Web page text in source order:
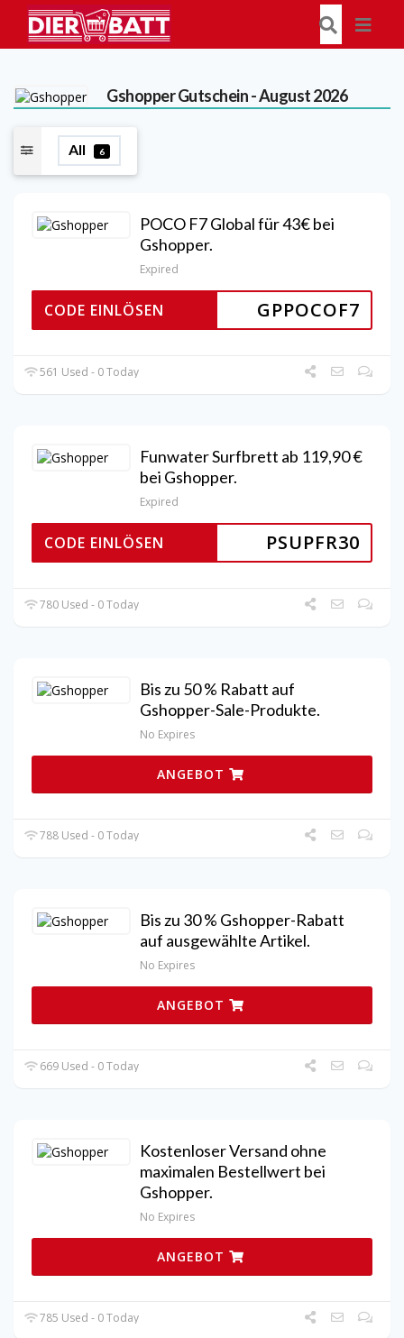
GshopperGutschein - August 2026
All 6
POCO F7 Global für 43€ bei
Gshopper.
Expired
GPPOCOF7
CODE EINLÖSEN
561 Used - 0 Today
Funwater Surfbrett ab 119,90 €
bei Gshopper.
Expired
PSUPFR30
CODE EINLÖSEN
780 Used - 0 Today
Bis zu 50 % Rabatt auf
Gshopper-Sale-Produkte.
No Expires
ANGEBOT
788 Used - 0 Today
Bis zu 30 % Gshopper-Rabatt
auf ausgewählte Artikel.
No Expires
ANGEBOT
669 Used - 0 Today
Kostenloser Versand ohne
maximalen Bestellwert bei
Gshopper.
No Expires
ANGEBOT
785 Used - 0 Today